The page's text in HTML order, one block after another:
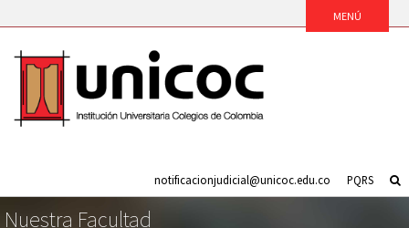
PQRS
notificacionjudicial@unicoc.edu.co
Nuestra Facultad